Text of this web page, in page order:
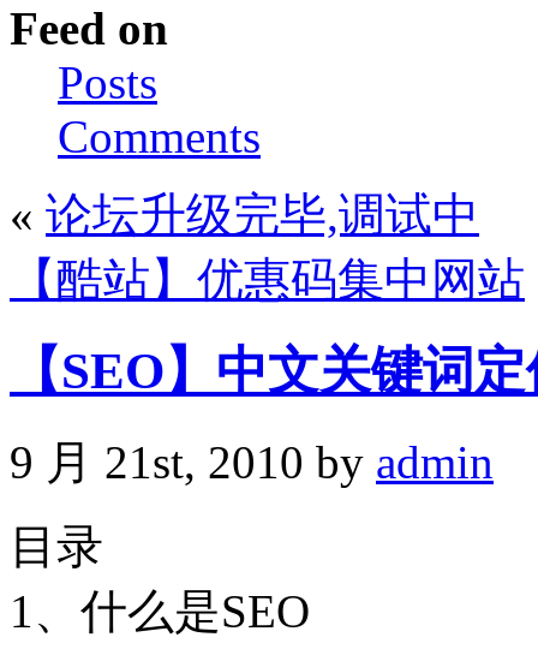
Feed on
Posts
Comments
« 论坛升级完毕,调试中
【酷站】优惠码集中网站
【SEO】中文关键词
9 月 21st, 2010 by admin
目录
1、什么是SEO